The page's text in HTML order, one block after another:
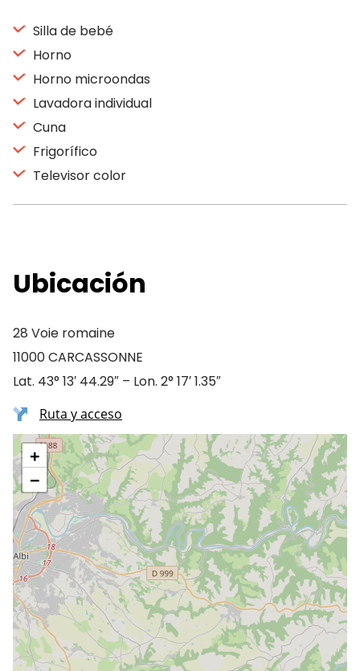
Silla de bebé
Horno
Horno microondas
Lavadora individual
Cuna
Frigorífico
Televisor color
Ubicación
28 Voie romaine
11000 CARCASSONNE
Lat. 43° 13′ 44.29″ – Lon. 2° 17′ 1.35″
Ruta y acceso
+
−